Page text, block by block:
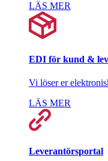
LÄS MER
EDI för kund &
Vi löser er
LÄS MER
Leverantörsportal